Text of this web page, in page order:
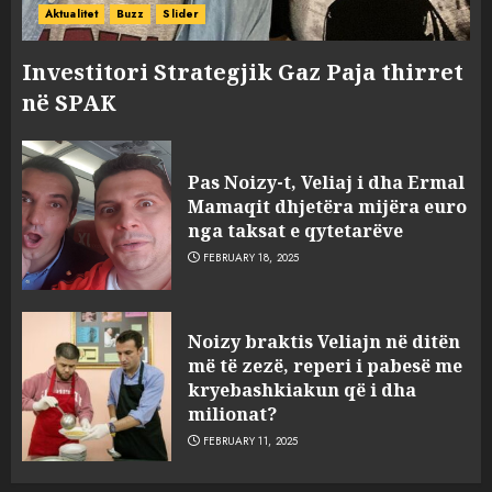
Aktualitet Buzz Slider
Investitori Strategjik Gaz Paja thirret
në SPAK
Pas Noizy-t, Veliaj i dha Ermal
Mamaqit dhjetëra mijëra euro
nga taksat e qytetarëve
FEBRUARY 18, 2025
Noizy braktis Veliajn në ditën
më të zezë, reperi i pabesë me
kryebashkiakun që i dha
milionat?
FEBRUARY 11, 2025
3
sulmuan “One Albania”,
ngjarja u fsheh. A u vodhën
serverat?
MARCH 25, 2025